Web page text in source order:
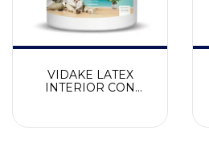
VIDAKE LATEX
INTERIOR CON